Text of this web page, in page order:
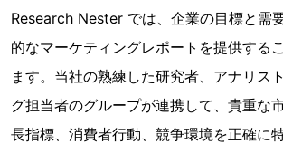
Research Nester では、企業の目標と需
的なマーケティングレポートを提供する
ます。当社の熟練した研究者、アナリス
グ担当者のグループが連携して、貴重な
長指標、消費者行動、競争環境を正確に